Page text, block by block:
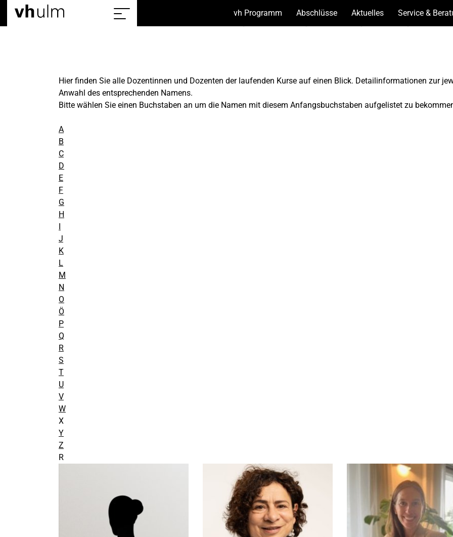
Sitemap
vh Programm (Unterseiten
Abschlüsse(Unterseiten
Aktuelles(Unterseiten
Service &
Hier finden Sie alle Dozentinnen und Dozenten der laufenden Kurse auf einen Blick. Detailinformationen zur
Anwahl des entsprechenden Namens.
Bitte wählen Sie einen Buchstaben an um die Namen mit diesem Anfangsbuchstaben aufgelistet zu
A
B
C
D
E
F
G
H
I
J
K
L
M
N
O
Ö
P
Q
R
S
T
U
V
W
X
Y
Z
R